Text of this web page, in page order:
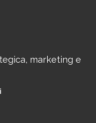
marketing e